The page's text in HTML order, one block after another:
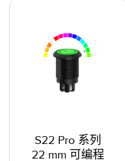
S22 Pro 系列
22 mm 可编程